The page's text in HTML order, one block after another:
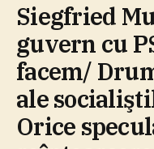
Siegfried
guvern cu
facem/
ale
Orice